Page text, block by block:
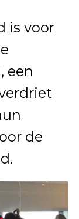
is voor
een
de